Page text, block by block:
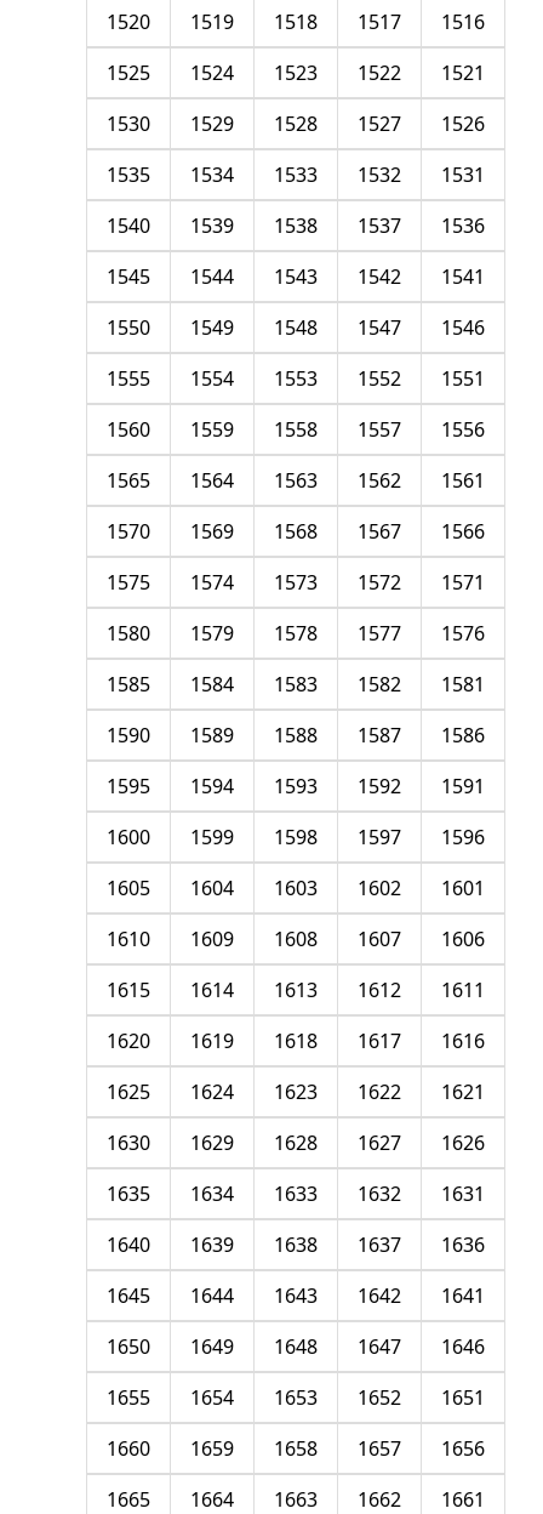
1516
1517
1518
1519
1520
1521
1522
1523
1524
1525
1526
1527
1528
1529
1530
1531
1532
1533
1534
1535
1536
1537
1538
1539
1540
1541
1542
1543
1544
1545
1546
1547
1548
1549
1550
1551
1552
1553
1554
1555
1556
1557
1558
1559
1560
1561
1562
1563
1564
1565
1566
1567
1568
1569
1570
1571
1572
1573
1574
1575
1576
1577
1578
1579
1580
1581
1582
1583
1584
1585
1586
1587
1588
1589
1590
1591
1592
1593
1594
1595
1596
1597
1598
1599
1600
1601
1602
1603
1604
1605
1606
1607
1608
1609
1610
1611
1612
1613
1614
1615
1616
1617
1618
1619
1620
1621
1622
1623
1624
1625
1626
1627
1628
1629
1630
1631
1632
1633
1634
1635
1636
1637
1638
1639
1640
1641
1642
1643
1644
1645
1646
1647
1648
1649
1650
1651
1652
1653
1654
1655
1656
1657
1658
1659
1660
1661
1662
1663
1664
1665